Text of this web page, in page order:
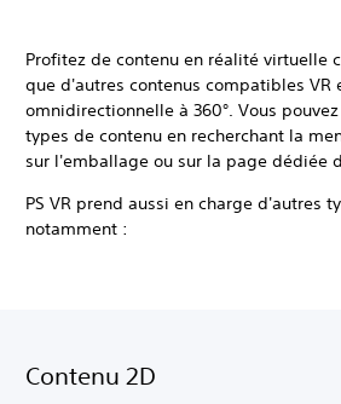
Profitez de contenu en réalité virtuelle
que d'autres contenus compatibles VR
omnidirectionnelle à 360°. Vous
types de contenu en recherchant la
sur l'emballage ou sur la page dédiée
PS VR prend aussi en charge d'autres
notamment :
Contenu 2D